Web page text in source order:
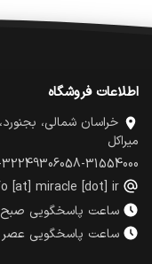
اطلاعات فروشگاه
خراسان شمالی،
میراکل
058-31554000
[at] miracle [dot] ir
ساعت پاسخگویی صبح 8:30 الی 13:30
ساعت پاسخگویی عصر 17 الی 21